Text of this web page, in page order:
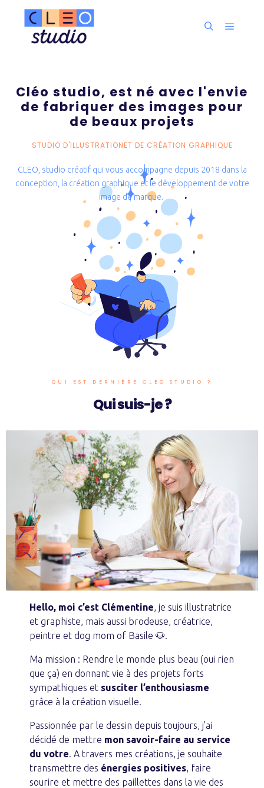
Cléo studio, est né avec l'envie
de fabriquer des images pour
de beaux projets
STUDIO D'ILLUSTRATIONET DE CRÉATION GRAPHIQUE
CLEO, studio créatif qui vous accompagne depuis 2018 dans la
conception, la création graphique et le développement de votre
image de marque.
QUI EST DERNIÈRE CLEO STUDIO ?
Qui suis-je ?
Hello, moi c’est Clémentine, je suis illustratrice
et graphiste, mais aussi brodeuse, créatrice,
peintre et dog mom of Basile 🐶.
Ma mission : Rendre le monde plus beau (oui rien
que ça) en donnant vie à des projets forts
sympathiques et susciter l’enthousiasme
grâce à la création visuelle.
Passionnée par le dessin depuis toujours, j’ai
décidé de mettre mon savoir-faire au service
du votre. A travers mes créations, je souhaite
transmettre des énergies positives, faire
sourire et mettre des paillettes dans la vie des